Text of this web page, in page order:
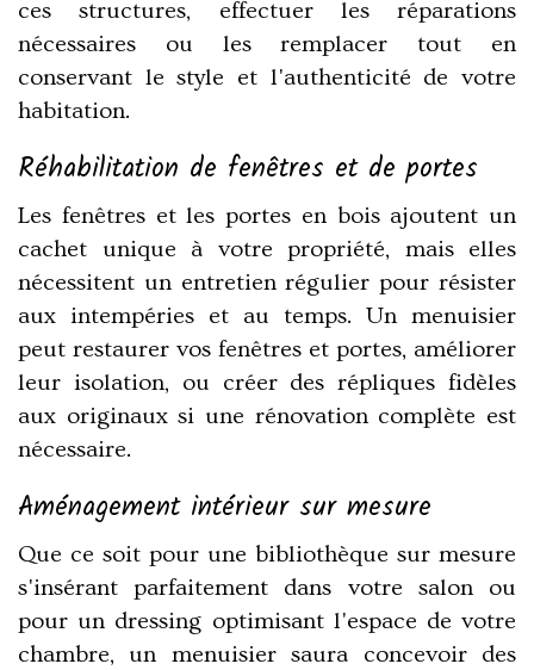
ces structures, effectuer les réparations
nécessaires ou les remplacer tout en
conservant le style et l'authenticité de votre
habitation.
Réhabilitation de fenêtres et de portes
Les fenêtres et les portes en bois ajoutent un
cachet unique à votre propriété, mais elles
nécessitent un entretien régulier pour résister
aux intempéries et au temps. Un menuisier
peut restaurer vos fenêtres et portes, améliorer
leur isolation, ou créer des répliques fidèles
aux originaux si une rénovation complète est
nécessaire.
Aménagement intérieur sur mesure
Que ce soit pour une bibliothèque sur mesure
s'insérant parfaitement dans votre salon ou
pour un dressing optimisant l'espace de votre
chambre, un menuisier saura concevoir des